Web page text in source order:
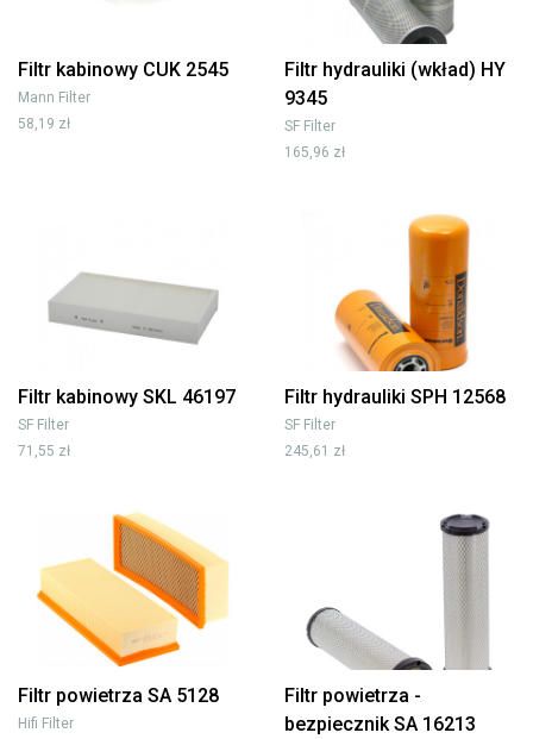
Filtr kabinowy CUK 2545
Mann Filter
58,19 zł
Filtr hydrauliki (wkład) HY
9345
SF Filter
165,96 zł
Filtr kabinowy SKL 46197
SF Filter
71,55 zł
Filtr hydrauliki SPH 12568
SF Filter
245,61 zł
Filtr powietrza SA 5128
Hifi Filter
Filtr powietrza -
bezpiecznik SA 16213